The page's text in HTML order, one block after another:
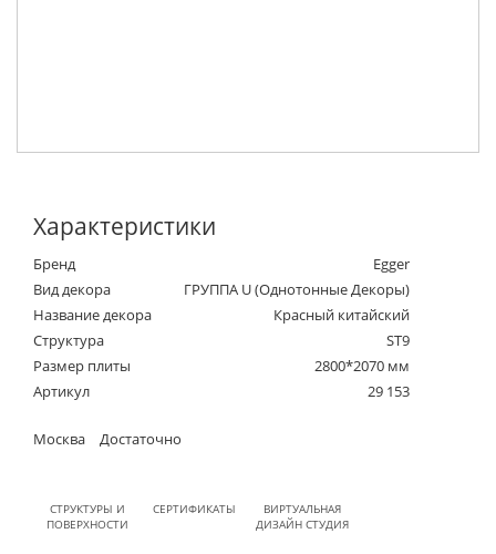
Характеристики
Бренд
Egger
Вид декора
ГРУППА U (Однотонные Декоры)
Название декора
Красный китайский
Структура
ST9
Размер плиты
2800*2070 мм
Артикул
29 153
Москва Достаточно
СТРУКТУРЫ И
ПОВЕРХНОСТИ
СЕРТИФИКАТЫ
ВИРТУАЛЬНАЯ
ДИЗАЙН СТУДИЯ